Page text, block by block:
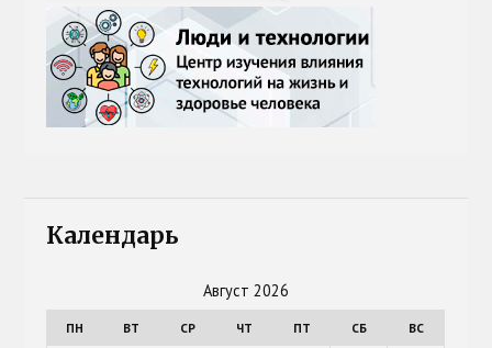
Календарь
Август 2026
ПН ВТ СР ЧТ ПТ СБ ВС